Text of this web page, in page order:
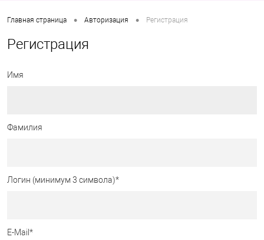
Главная страница • Авторизация • Регистрация
Регистрация
Имя
Фамилия
Логин (минимум 3 символа)*
E-Mail *